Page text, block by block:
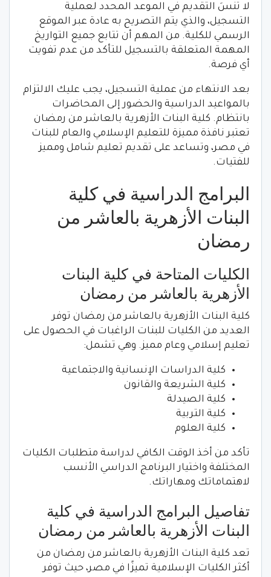
لا تنسَ التقديم في الموعد المحدد لعملية
التسجيل، والذي يتم التصريح به عادة عبر الموقع
الرسمي للكلية. من المهم أن تتابع جميع التواريخ
المهمة المتعلقة بالتسجيل للتأكد من عدم تفويت
أي فرصة.
بعد الانتهاء من عملية التسجيل، يجب عليك الالتزام
بالمواعيد الدراسية والحضور إلى المحاضرات
بانتظام. كلية البنات الأزهرية بالعاشر من رمضان
تعتبر نافذة مميزة للتعليم الإسلامي والعام للبنات
في مصر، وتساعد على تقديم تعليم شامل ومميز
للفتيات.
البرامج الدراسية في كلية
البنات الأزهرية بالعاشر من
رمضان
الكليات المتاحة في كلية البنات
الأزهرية بالعاشر من رمضان
كلية البنات الأزهرية بالعاشر من رمضان توفر
العديد من الكليات للبنات الراغبات في الحصول على
تعليم إسلامي وعام مميز. وهي تشمل:
كلية الدراسات الإنسانية والاجتماعية
كلية الشريعة والقانون
كلية الصيدلة
كلية التربية
كلية العلوم
تأكد من أخذ الوقت الكافي لدراسة متطلبات الكليات
المختلفة واختيار البرنامج الدراسي الأنسب
لاهتماماتك ومهاراتك.
تفاصيل البرامج الدراسية في كلية
البنات الأزهرية بالعاشر من رمضان
تعد كلية البنات الأزهرية بالعاشر من رمضان من
أكثر الكليات الإسلامية تميزًا في مصر، حيث توفر